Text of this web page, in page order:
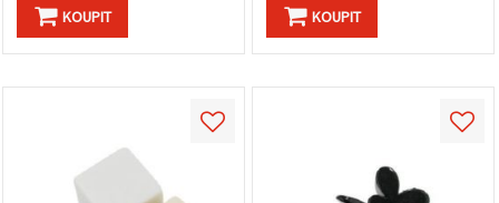
KOUPIT KOUPIT